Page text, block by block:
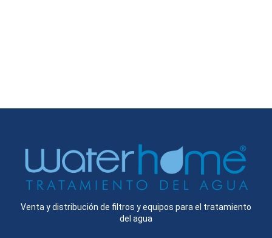
Venta y distribución de filtros y equipos para el tratamiento
del agua